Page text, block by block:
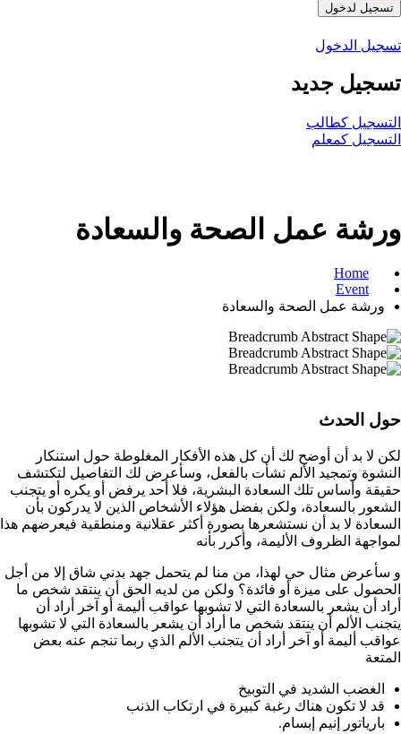
تسجيل لدخول
تسجيل الدخول
تسجيل جديد
التسجيل كطالب
التسجيل كمعلم
ورشة عمل الصحة والسعادة
Home
Event
ورشة عمل الصحة والسعادة
حول الحدث
لكن لا بد أن أوضح لك أن كل هذه الأفكار المغلوطة حول استنكار
النشوة وتمجيد الألم نشأت بالفعل، وسأعرض لك التفاصيل لتكتشف
حقيقة وأساس تلك السعادة البشرية، فلا أحد يرفض أو يكره أو يتجنب
الشعور بالسعادة، ولكن بفضل هؤلاء الأشخاص الذين لا يدركون بأن
السعادة لا بد أن نستشعرها بصورة أكثر عقلانية ومنطقية فيعرضهم هذا
لمواجهة الظروف الأليمة، وأكرر بأنه
و سأعرض مثال حي لهذا، من منا لم يتحمل جهد بدني شاق إلا من أجل
الحصول على ميزة أو فائدة؟ ولكن من لديه الحق أن ينتقد شخص ما
أراد أن يشعر بالسعادة التي لا تشوبها عواقب أليمة أو آخر أراد أن
يتجنب الألم أن ينتقد شخص ما أراد أن يشعر بالسعادة التي لا تشوبها
عواقب أليمة أو آخر أراد أن يتجنب الألم الذي ربما تنجم عنه بعض
المتعة
الغضب الشديد في التوبيخ
قد لا تكون هناك رغبة كبيرة في ارتكاب الذنب
بارياتور إنيم إبسام.